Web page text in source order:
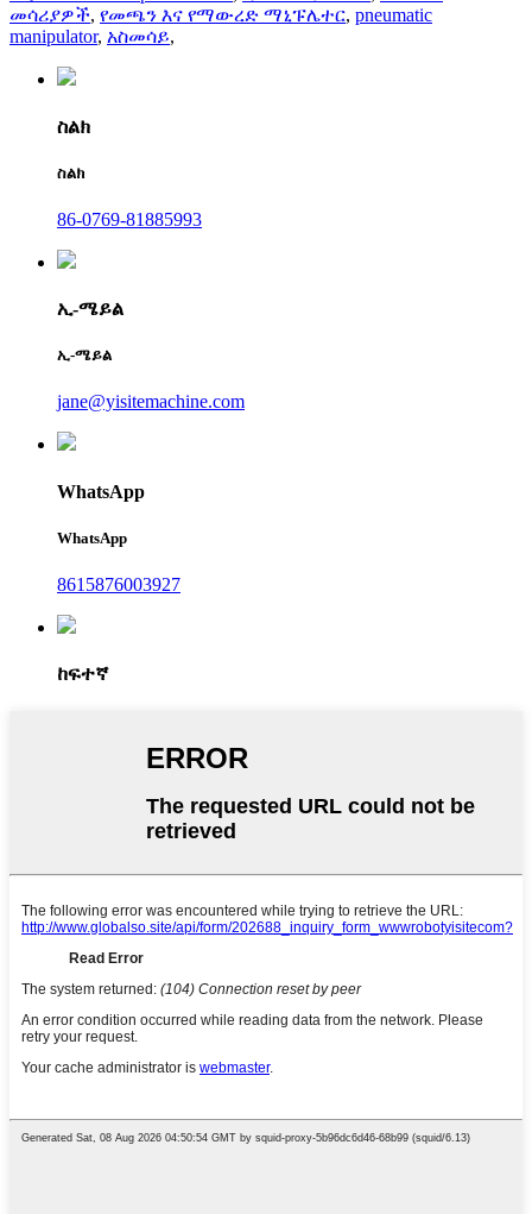
መሳሪያዎች, የመጫን እና የማውረድ ማኒፑሌተር, pneumatic
manipulator, አስመሳይ,
ስልክ
ስልክ
86-0769-81885993
ኢ-ሜይል
ኢ-ሜይል
jane@yisitemachine.com
WhatsApp
WhatsApp
8615876003927
ከፍተኛ